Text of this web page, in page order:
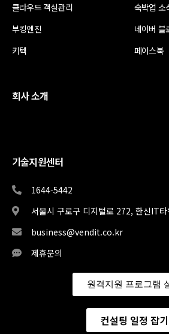
클라우드 객실관리
부킹엔진
키텍
숙박업 소
네이버 블
페이스북
회사 소개
기술지원센터
1644-5442
서울시 구로구 디지털로 272, 한신IT
business@vendit.co.kr
제휴문의
원격지원 프로그램
컨설팅 일정 잡기